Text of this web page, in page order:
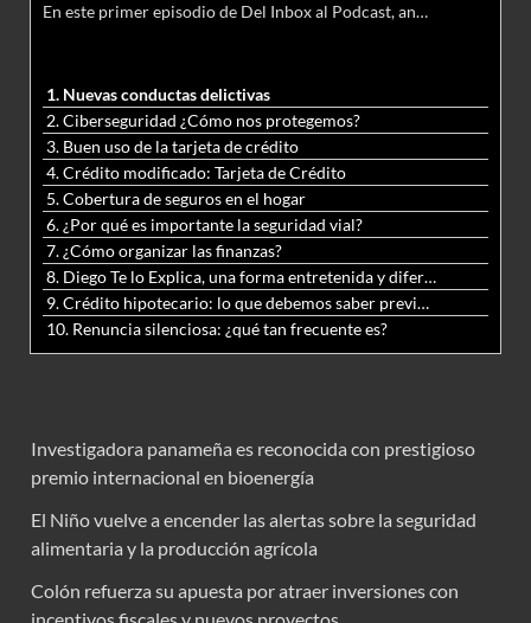
audio
En este primer episodio de Del Inbox al Podcast, analizamos junto al abogado Jonathan Brown las nuevas conductas delictivas cibernéticas y la necesidad de hacer modificaciones al Código Penal.
1. Nuevas conductas delictivas
2. Ciberseguridad ¿Cómo nos protegemos?
3. Buen uso de la tarjeta de crédito
4. Crédito modificado: Tarjeta de Crédito
5. Cobertura de seguros en el hogar
6. ¿Por qué es importante la seguridad vial?
7. ¿Cómo organizar las finanzas?
8. Diego Te lo Explica, una forma entretenida y diferente de aprender matemáticas y ciencias
9. Crédito hipotecario: lo que debemos saber previo a adquirir nuestra vivienda
10. Renuncia silenciosa: ¿qué tan frecuente es?
Investigadora panameña es reconocida con prestigioso
premio internacional en bioenergía
El Niño vuelve a encender las alertas sobre la seguridad
alimentaria y la producción agrícola
Colón refuerza su apuesta por atraer inversiones con